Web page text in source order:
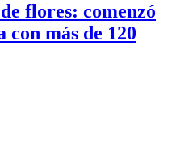
flores: comenzó
más de 120